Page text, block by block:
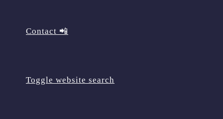
Contact 📲
Toggle website search